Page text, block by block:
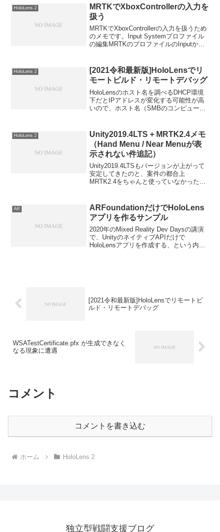
なかった！！（悔し涙）自分の環...
HoloLens 2
MRTKでXboxControllerの入力を
扱う
MRTKでXboxControllerの入力を扱うため
のメモです。Input Systemプロファイル
の編集MRTKのプロファイルのInputから
HoloLens 2
[2021令和最新版]HoloLensでリ
モートビルド・リモートデバッグ
HoloLensのホスト名を調べるDHCP環境
下だとIPアドレスが変化する可能性が高
いので、ホスト名（SMBのコンピュータ
る。調べたらよく使うのでデスクト...
HoloLens 2
Unity2019.4LTS + MRTK2.4メモ
（Hand Menu / Near Menuが表
示されない件追記）
Unity2019.4LTSもバージョンが上がって
安定してきたのと、案件の都合上
MRTK2.4をちゃんと使っていなかったの
しておきます。IL2CPPビルドのみサポー
ト（....
AR
ARFoundationだけでHoloLens
アプリを作るサンプル
2020年のMixed Reality Dev Daysの講演
で、UnityのネイティブAPIだけで
HoloLensアプリを作成する、という内容
[2021令和最新版]HoloLensでリモートビ
ルド・リモートデバッグ
WSATestCertificate.pfx が生成できなく
なる現象に遭遇
コメント
コメントを書き込む
ホーム HoloLens 2
独立型戦闘支援ブログ